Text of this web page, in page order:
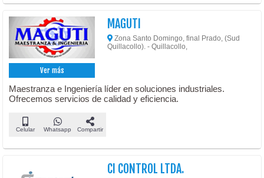
Ver más
MAGUTI
Zona Santo Domingo, final Prado, (Sud
Quillacollo). - Quillacollo,
Maestranza e Ingeniería líder en soluciones industriales.
Ofrecemos servicios de calidad y eficiencia.
Celular Whatsapp Compartir
CI CONTROL LTDA.